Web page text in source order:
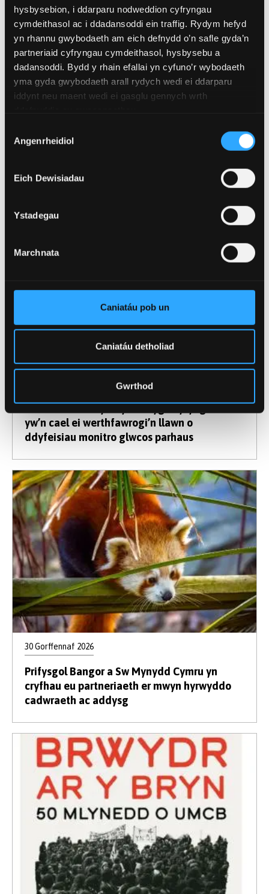
hysbysebion, i ddarparu nodweddion cyfryngau
cymdeithasol ac i ddadansoddi ein traffig. Rydym hefyd
yn rhannu gwybodaeth am eich defnydd o’n safle gyda’n
partneriaid cyfryngau cymdeithasol, hysbysebu a
dadansoddi. Bydd y rhain efallai yn cyfuno’r wybodaeth
yma gyda gwybodaeth arall rydych wedi ei ddarparu
iddynt neu maent wedi ei gasglu gennych wrth
Caniatâd
Angenrheidiol
Eich Dewisiadau
Ystadegau
Marchnata
Caniatáu pob un
Caniatáu detholiad
Gwrthod
Academydd o Ysgol Feddygol Gogledd Cymru
ar gyfer Ymchwil i Esgyrn a Mwynau
Astudiaeth newydd yn amlygu cyfyngiad nad
yw’n cael ei werthfawrogi’n llawn o
ddyfeisiau monitro glwcos parhaus
30 Gorffennaf 2026
Prifysgol Bangor a Sw Mynydd Cymru yn
cryfhau eu partneriaeth er mwyn hyrwyddo
cadwraeth ac addysg